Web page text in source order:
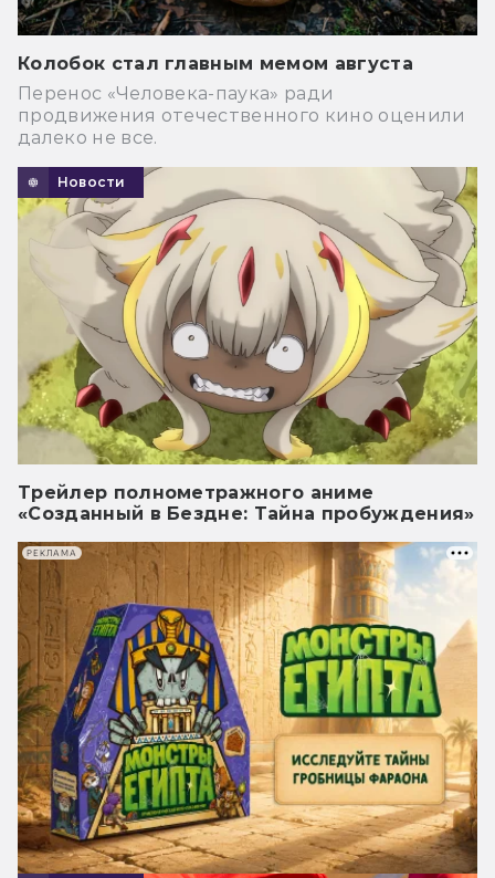
Колобок стал главным мемом августа
Перенос «Человека-паука» ради
продвижения отечественного кино оценили
далеко не все.
Новости
Трейлер полнометражного аниме
«Созданный в Бездне: Тайна пробуждения»
РЕКЛАМА